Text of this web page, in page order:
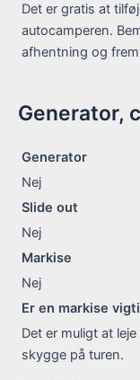
Det er gratis at
autocamperen.
afhentning og
Generator,
Generator
Nej
Slide out
Nej
Markise
Nej
Er en markise
Det er muligt at
skygge på turen.